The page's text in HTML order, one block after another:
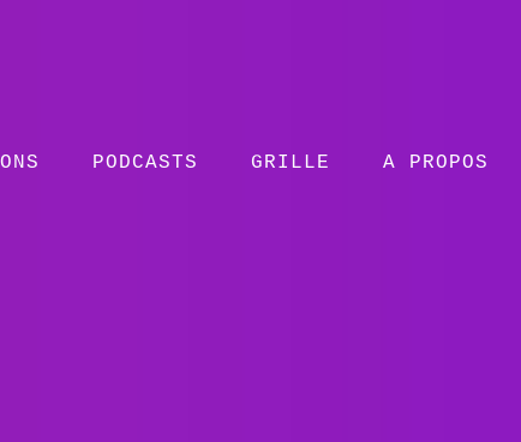
PODCASTS GRILLE A PROPOS